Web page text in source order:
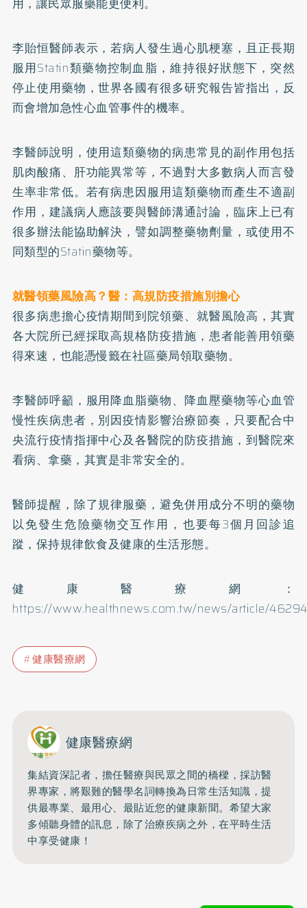
用，讓民眾服藥能更便利。
李貽恒醫師表示，若病人發生過心肌梗塞，且正長期
服用Statin類藥物控制血脂，維持很好狀態下，突然
停止使用藥物，世界各國有很多研究報告皆指出，反
而會增加急性心血管事件的機率。
李醫師說明，使用這類藥物的病患常見的副作用包括
肌肉酸痛、肝功能異常等，不過對大多數病人而言發
生率非常低。若有病患因服用這類藥物而產生不適副
作用，建議病人應該要與醫師溝通討論，臨床上已有
很多辦法能協助解決，譬如調整藥物劑量，或使用不
同類型的Statin藥物等。
就醫領藥風險高？醫：高規防疫措施別擔心
很多病患擔心疫情期間到院領藥、就醫風險高，其實
各大院所已經採取高規格防疫措施，患者能善用領藥
得來速，也能憑慢籤在社區藥局領取藥物。
李醫師呼籲，服用降血脂藥物、降血壓藥物等心血管
慢性疾病患者，別因疫情影響治療節奏，只要配合中
央流行疫情指揮中心及各醫院的防疫措施，到醫院來
看病、拿藥，其實是非常安全的。
醫師提醒，除了規律服藥，避免併用成分不明的藥物
以免發生危險藥物交互作用，也要每3個月回診追
蹤，保持規律飲食及健康的生活形態。
健康醫療網：
https://www.healthnews.com.tw/news/article/
健康醫療網
健康醫療網
集結資深記者，擔任醫療與民眾之間的橋樑，採訪醫
界專家，將艱難的醫學名詞轉換為日常生活知識，提
供最專業、最用心、最貼近您的健康新聞。希望大家
多傾聽身體的訊息，除了治療疾病之外，在平時生活
中享受健康！